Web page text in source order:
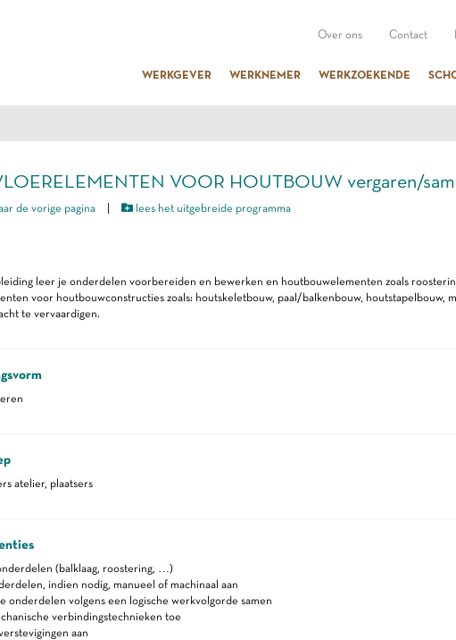
Over ons Contact
WERKGEVER WERKNEMER WERKZOEKENDE
VOOR HOUTBOUW vergaren/
de vorige pagina| lees het uitgebreide programma
leer je onderdelen voorbereiden en bewerken en houtbouwelementen zoals
voor houtbouwconstructies zoals: houtskeletbouw, paal/balkenbouw, houtstapelbouw,
te vervaardigen.
atelier, plaatsers
(balklaag, roostering, …)
indien nodig, manueel of machinaal aan
onderdelen volgens een logische werkvolgorde samen
verbindingstechnieken toe
aan